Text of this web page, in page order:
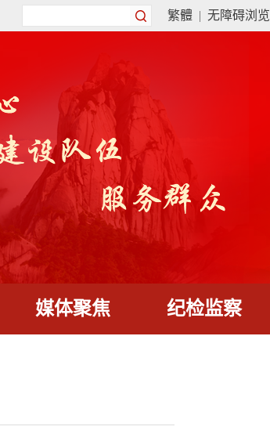
繁體 | 无障碍浏览
媒体聚焦 纪检监察